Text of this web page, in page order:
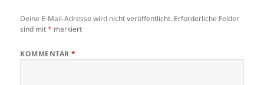
Deine E-Mail-Adresse wird nicht veröffentlicht. Erforderliche Felder
sind mit* markiert
KOMMENTAR*